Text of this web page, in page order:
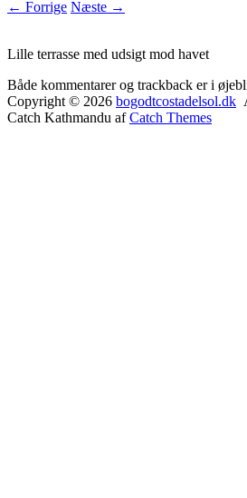
← Forrige Næste →
Lille terrasse med udsigt mod havet
Både kommentarer og trackback er i
Copyright © 2026 bogodtcostadelsol.dk
Catch Kathmandu afCatch Themes